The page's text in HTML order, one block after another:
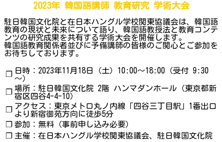
2023年 韓国語講師 教育研究 学術大会
駐日韓国文化院と在日本ハングル学校関東協議会は、韓国語
教育の現状と未来について語り、韓国語教授法と教育コンテ
ンツの研究成果を共有する学術大会を開催します。
韓国語教育関係者並びに予備講師の皆様のご関心とご参加を
お待ちしております。
❐ 日時：2023年11月18日（土）10:00～18:00（受付 9:30
～）
❐ 場所：駐日韓国文化院 2階 ハンマダンホール（東京都新
宿区四谷4-4-10）
❐ アクセス：東京メトロ丸ノ内線「四谷三丁目駅」1番出口
より新宿御苑方向に徒歩5分
❐ 参加：無料（事前申し込み必要）
❐ 主催：在日本ハングル学校関東協議会、駐日韓国文化院